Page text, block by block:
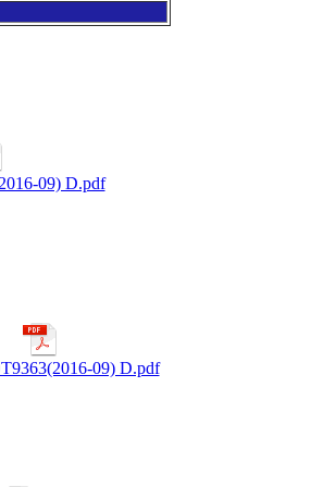
09) D.pdf
09) D.pdf